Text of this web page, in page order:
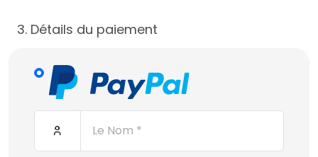
3. Détails du paiement